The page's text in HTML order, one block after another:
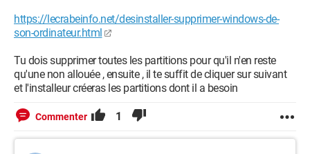
https://lecrabeinfo.net/desinstaller-supprimer-windows-de-
son-ordinateur.html
Tu dois supprimer toutes les partitions pour qu'il n'en reste
qu'une non allouée , ensuite , il te suffit de cliquer sur suivant
et l'installeur créeras les partitions dont il a besoin
Commenter 1